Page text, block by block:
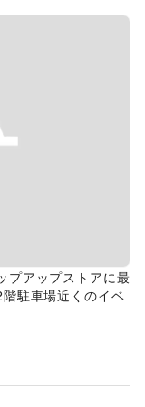
プアップストアに最
駐車場近くのイベ